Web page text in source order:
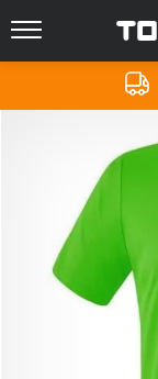
Top4Sport.ro